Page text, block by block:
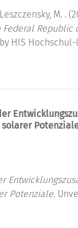
M. .
Republic
HIS
Potenziale.